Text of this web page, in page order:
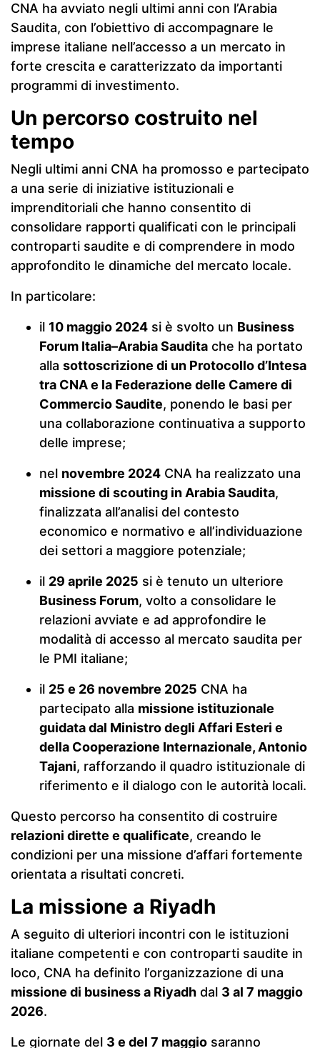
CNA ha avviato negli ultimi anni con l’Arabia
Saudita, con l’obiettivo di accompagnare le
imprese italiane nell’accesso a un mercato in
forte crescita e caratterizzato da importanti
programmi di investimento.
Un percorso costruito nel
tempo
Negli ultimi anni CNA ha promosso e partecipato
a una serie di iniziative istituzionali e
imprenditoriali che hanno consentito di
consolidare rapporti qualificati con le principali
controparti saudite e di comprendere in modo
approfondito le dinamiche del mercato locale.
In particolare:
il 10 maggio 2024 si è svolto un Business
Forum Italia–Arabia Saudita che ha portato
alla sottoscrizione di un Protocollo d’Intesa
tra CNA e la Federazione delle Camere di
Commercio Saudite, ponendo le basi per
una collaborazione continuativa a supporto
delle imprese;
nel novembre 2024 CNA ha realizzato una
missione di scouting in Arabia Saudita,
finalizzata all’analisi del contesto
economico e normativo e all’individuazione
dei settori a maggiore potenziale;
il 29 aprile 2025 si è tenuto un ulteriore
Business Forum, volto a consolidare le
relazioni avviate e ad approfondire le
modalità di accesso al mercato saudita per
le PMI italiane;
il 25 e 26 novembre 2025 CNA ha
partecipato alla missione istituzionale
guidata dal Ministro degli Affari Esteri e
della Cooperazione Internazionale, Antonio
Tajani, rafforzando il quadro istituzionale di
riferimento e il dialogo con le autorità locali.
Questo percorso ha consentito di costruire
relazioni dirette e qualificate, creando le
condizioni per una missione d’affari fortemente
orientata a risultati concreti.
La missione a Riyadh
A seguito di ulteriori incontri con le istituzioni
italiane competenti e con controparti saudite in
loco, CNA ha definito l’organizzazione di una
missione di business a Riyadh dal 3 al 7 maggio
2026.
Le giornate del 3 e del 7 maggio saranno